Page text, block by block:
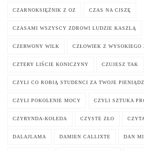
CZARNOKSIĘŻNIK Z OZ CZAS NA CISZĘ
CZASAMI WSZYSCY ZDROWI LUDZIE KASZLĄ
CZERWONY WILK CZŁOWIEK Z WYSOKIEGO
CZTERY LIŚCIE KONICZYNY CZUJESZ TAK
CZYLI CO ROBIĄ STUDENCI ZA TWOJE
CZYLI POKOLENIE MOCY CZYLI SZTUKA
CZYRYNDA-KOLEDA CZYSTE ZŁO
DALAJLAMA DAMIEN CALLIXTE DAN